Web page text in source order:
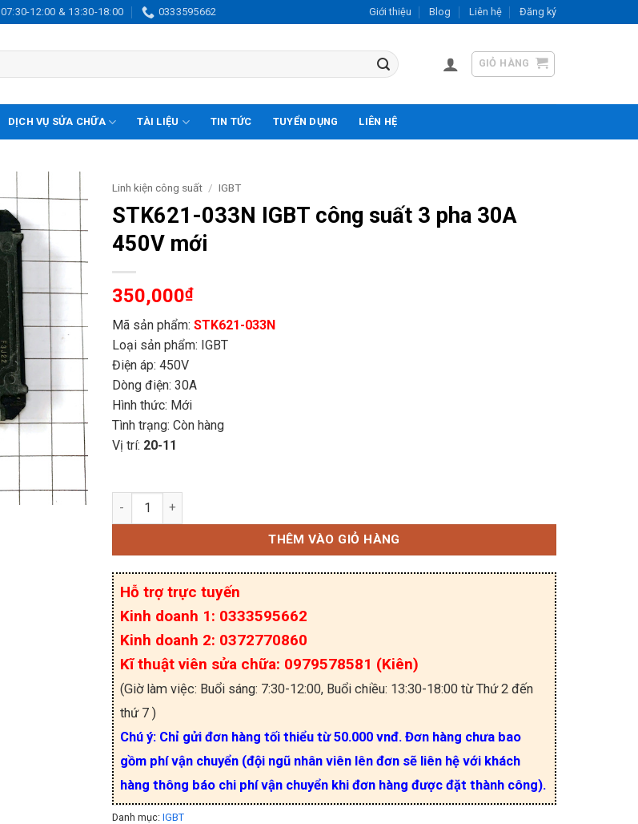
07:30-12:00 & 13:30-18:00 0333595662 Giới thiệu Blog Liên hệ Đăng ký
GIỎ HÀNG
DỊCH VỤ SỬA CHỮA TÀI LIỆU TIN TỨC TUYỂN DỤNG LIÊN HỆ
Linh kiện công suất / IGBT
STK621-033N IGBT công suất 3 pha 30A
450V mới
350,000₫
Mã sản phẩm: STK621-033N
Loại sản phẩm: IGBT
Điện áp: 450V
Dòng điện: 30A
Hình thức: Mới
Tình trạng: Còn hàng
Vị trí: 20-11
STK621-033N IGBT công suất 3 pha 30A 450V mới số lượng
THÊM VÀO GIỎ HÀNG
Hỗ trợ trực tuyến
Kinh doanh 1: 0333595662
Kinh doanh 2: 0372770860
Kĩ thuật viên sửa chữa: 0979578581 (Kiên)
(Giờ làm việc: Buổi sáng: 7:30-12:00, Buổi chiều: 13:30-18:00 từ Thứ 2 đến
thứ 7 )
Chú ý: Chỉ gửi đơn hàng tối thiểu từ 50.000 vnđ. Đơn hàng chưa bao
gồm phí vận chuyển (đội ngũ nhân viên lên đơn sẽ liên hệ với khách
hàng thông báo chi phí vận chuyển khi đơn hàng được đặt thành công).
Danh mục: IGBT